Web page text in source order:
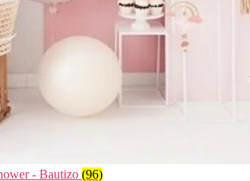
- Bautizo (96)